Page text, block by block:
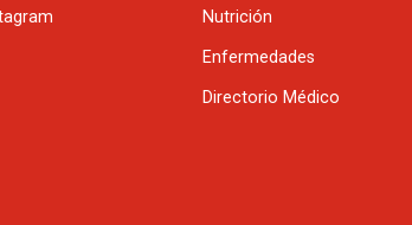
Nutrición
Enfermedades
Directorio Médico